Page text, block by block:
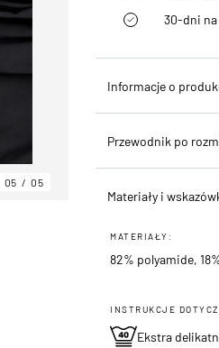
05 05
30-dni
Informacje o
Przewodnik po
Materiały i
MATERIAŁY:
82% polyamide,
INSTRUKCJE
Ekstra